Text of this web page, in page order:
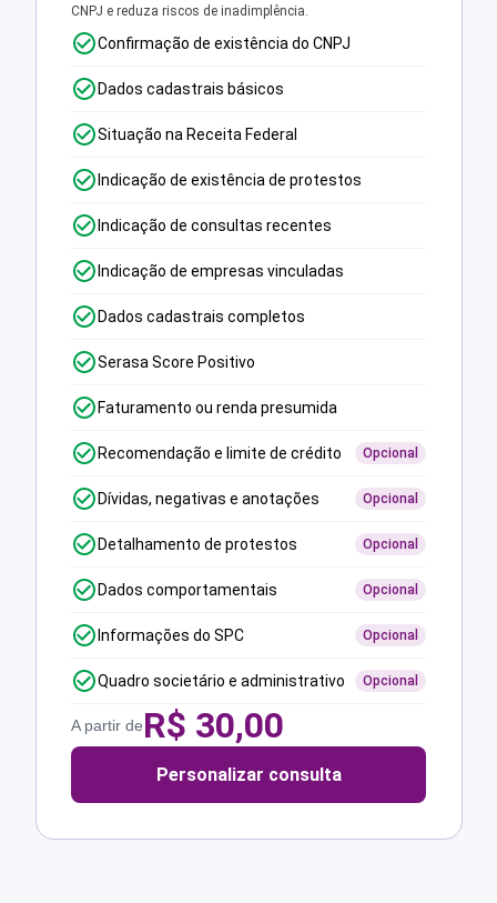
CNPJ e reduza riscos de inadimplência.
Confirmação de existência do CNPJ
Dados cadastrais básicos
Situação na Receita Federal
Indicação de existência de protestos
Indicação de consultas recentes
Indicação de empresas vinculadas
Dados cadastrais completos
Serasa Score Positivo
Faturamento ou renda presumida
Recomendação e limite de crédito Opcional
Dívidas, negativas e anotações Opcional
Detalhamento de protestos Opcional
Dados comportamentais Opcional
Informações do SPC Opcional
Quadro societário e administrativo Opcional
A partir deR$ 30,00
Personalizar consulta